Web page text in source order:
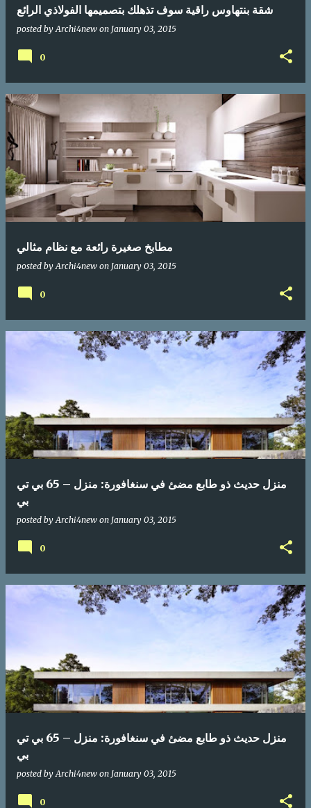
شقة بنتهاوس راقية سوف تذهلك بتصميمها الفولاذي الرائع
posted by Archi4new on January 03, 2015
0
مطابخ صغيرة رائعة مع نظام مثالي
posted by Archi4new on January 03, 2015
0
منزل حديث ذو طابع مضئ في سنغافورة: منزل – 65 بي تي
بي
posted by Archi4new on January 03, 2015
0
منزل حديث ذو طابع مضئ في سنغافورة: منزل – 65 بي تي
بي
posted by Archi4new on January 03, 2015
0